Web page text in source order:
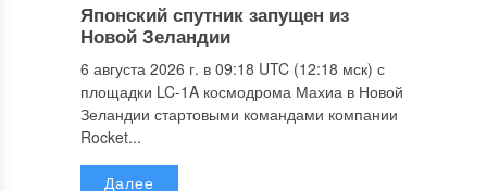
Японский спутник запущен из
Новой Зеландии
6 августа 2026 г. в 09:18 UTC (12:18 мск) с
площадки LC-1A космодрома Махиа в Новой
Зеландии стартовыми командами компании
Rocket...
Далее